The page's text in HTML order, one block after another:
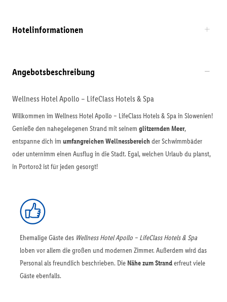
Hotelinformationen
Angebotsbeschreibung
Wellness Hotel Apollo – LifeClass Hotels & Spa
Willkommen im Wellness Hotel Apollo – LifeClass Hotels & Spa in Slowenien!
Genieße den nahegelegenen Strand mit seinem glitzernden Meer,
entspanne dich im umfangreichen Wellnessbereichder Schwimmbäder
oder unternimm einen Ausflug in die Stadt. Egal, welchen Urlaub du planst,
in Portorož ist für jeden gesorgt!
Ehemalige Gäste des Wellness Hotel Apollo – LifeClass Hotels & Spa
loben vor allem die großen und modernen Zimmer. Außerdem wird das
Personal als freundlich beschrieben. Die Nähe zum Stranderfreut viele
Gäste ebenfalls.